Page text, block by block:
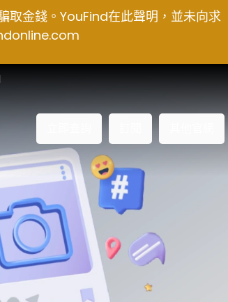
取金錢。YouFind在此聲明，並未向求